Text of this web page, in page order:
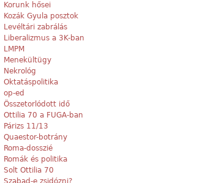
Korunk hősei
Kozák Gyula posztok
Levéltári zabrálás
Liberalizmus a 3K-ban
LMPM
Menekültügy
Nekrológ
Oktatáspolitika
op-ed
Összetorlódott idő
Ottilia 70 a FUGA-ban
Párizs 11/13
Quaestor-botrány
Roma-dosszié
Romák és politika
Solt Ottilia 70
Szabad-e zsidózni?